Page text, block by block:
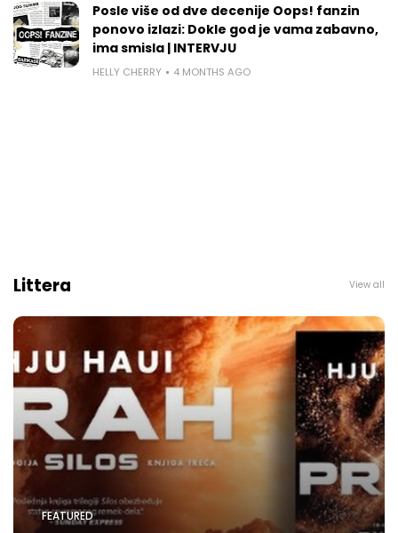
Posle više od dve decenije Oops! fanzin
ponovo izlazi: Dokle god je vama zabavno,
ima smisla | INTERVJU
HELLY CHERRY 4 MONTHS AGO
Littera View all
FEATURED